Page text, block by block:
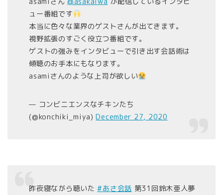
ュー番組です
本当に色々な業界のゲストさんが出てきます。
視野拡張のすごく役立つ番組です。
ゲストの強みをインタビューで引き出す会話術は
傾聴のお手本にもなります。
asamiさんのような上司が欲しい
— コンビニエンスなチキンたち
(@konchiki_miya)December 27, 2020
昨夜寝ながら聴いた#あさ会話 第31回鈴木亜人夢